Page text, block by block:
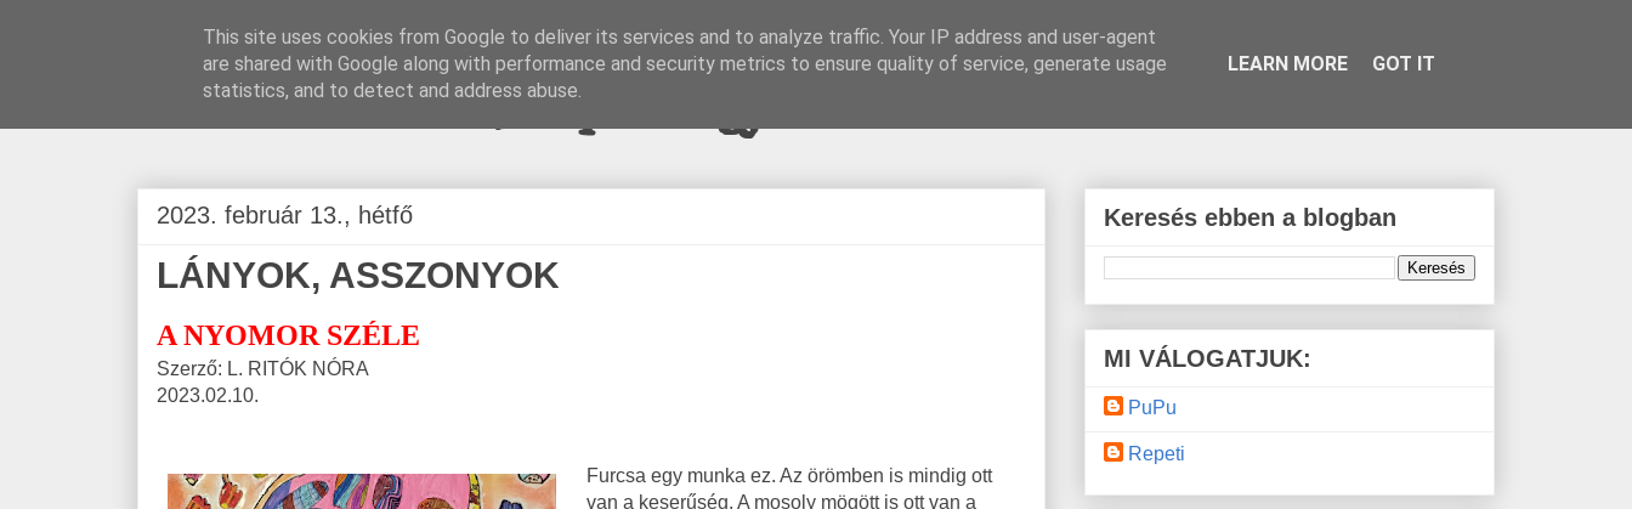
BLOGÁSZAT, napi blogjava
2023. február 13., hétfő
LÁNYOK, ASSZONYOK
A NYOMOR SZÉLE
Szerző: L. RITÓK NÓRA
2023.02.10.
Furcsa egy munka ez. Az örömben is mindig ott
van a keserűség. A mosoly mögött is ott van a
Keresés ebben a blogban
MI VÁLOGATJUK:
PuPu
Repeti
This site uses cookies from Google to deliver its services and to analyze traffic. Your IP address and user-agent
are shared with Google along with performance and security metrics to ensure quality of service, generate usage
statistics, and to detect and address abuse.
LEARN MORE GOT IT